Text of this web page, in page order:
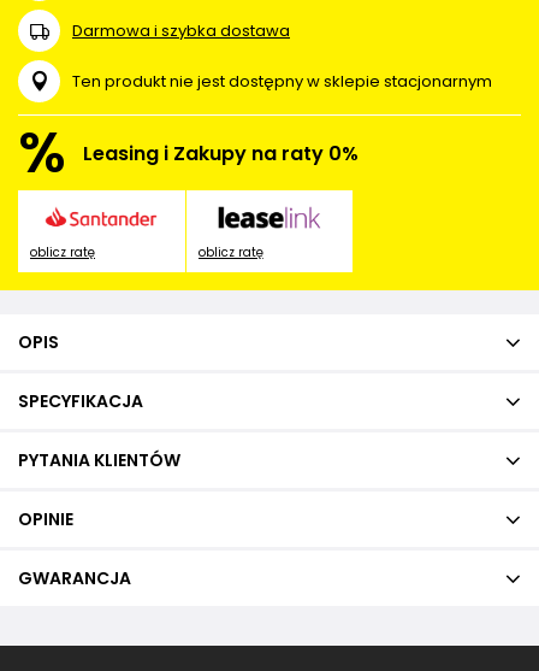
Darmowa i szybka dostawa
Ten produkt nie jest dostępny w sklepie stacjonarnym
% Leasing i Zakupy na raty 0%
oblicz ratę oblicz ratę
OPIS
SPECYFIKACJA
PYTANIA KLIENTÓW
OPINIE
GWARANCJA